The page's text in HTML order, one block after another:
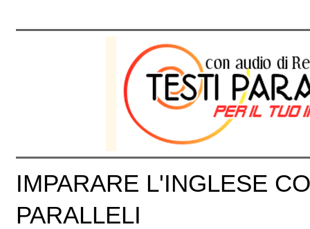
IMPARARE L'INGLESE
PARALLELI